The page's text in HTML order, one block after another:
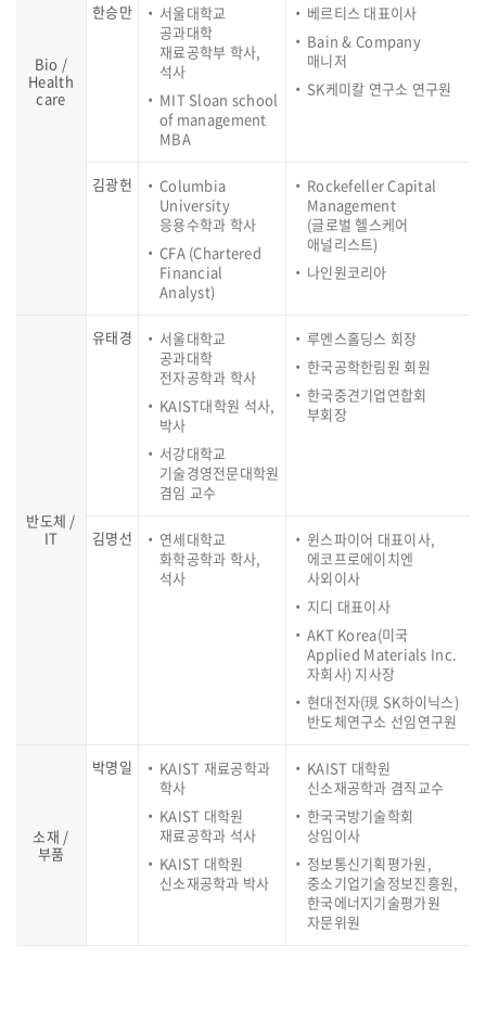
Bio /
Health
care
한승만
서울대학교
공과대학
재료공학부 학사,
석사
MIT Sloan school
of management
MBA
베르티스 대표이사
Bain & Company
매니저
SK케미칼 연구소 연구원
김광헌
Columbia
University
응용수학과 학사
CFA (Chartered
Financial
Analyst)
Rockefeller Capital
Management
(글로벌 헬스케어
애널리스트)
나인원코리아
반도체 /
IT
유태경
서울대학교
공과대학
전자공학과 학사
KAIST대학원 석사,
박사
서강대학교
기술경영전문대학원
겸임 교수
루멘스홀딩스 회장
한국공학한림원 회원
한국중견기업연합회
부회장
김명선
연세대학교
화학공학과 학사,
석사
윈스파이어 대표이사,
에코프로에이치엔
사외이사
지디 대표이사
AKT Korea(미국
Applied Materials Inc.
자회사) 지사장
현대전자(現 SK하이닉스)
반도체연구소 선임연구원
소재 /
부품
박명일
KAIST 재료공학과
학사
KAIST 대학원
재료공학과 석사
KAIST 대학원
신소재공학과 박사
KAIST 대학원
신소재공학과 겸직교수
한국국방기술학회
상임이사
정보통신기획평가원,
중소기업기술정보진흥원,
한국에너지기술평가원
자문위원